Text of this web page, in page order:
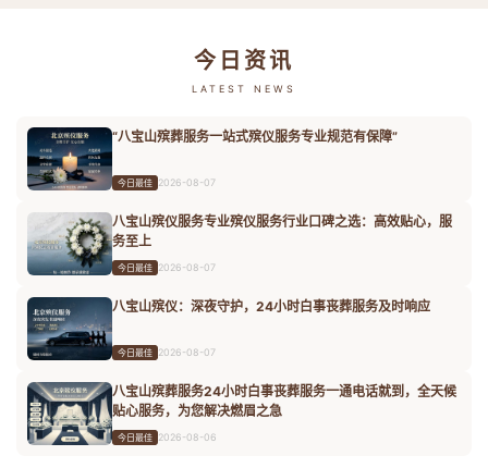
今日资讯
LATEST NEWS
“八宝山殡葬服务一站式殡仪服务专业规范有保障”
今日最佳 2026-08-07
八宝山殡仪服务专业殡仪服务行业口碑之选：高效贴心，服
务至上
今日最佳 2026-08-07
八宝山殡仪：深夜守护，24小时白事丧葬服务及时响应
今日最佳 2026-08-07
八宝山殡葬服务24小时白事丧葬服务一通电话就到，全天候
贴心服务，为您解决燃眉之急
今日最佳 2026-08-06